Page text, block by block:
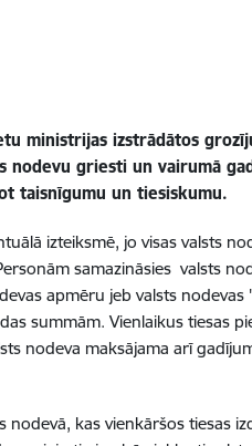
ministrijas izstrādātos
griesti un vairumā
taisnīgumu un tiesiskumu.
izteiksmē, jo visas valsts
samazināsies valsts
apmēru jeb valsts
summām. Vienlaikus tiesas
nodeva maksājama arī
kas vienkāršos tiesas